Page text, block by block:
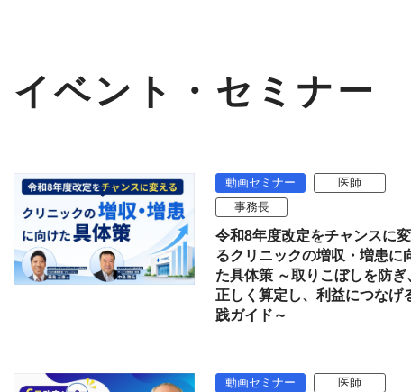
イベント・セミナー
動画セミナー
医師
事務長
令和8年度改定をチャンスに変
るクリニックの増収・増患に
た具体策 ～取りこぼしを防ぎ
正しく算定し、利益につなげ
践ガイド～
動画セミナー
医師